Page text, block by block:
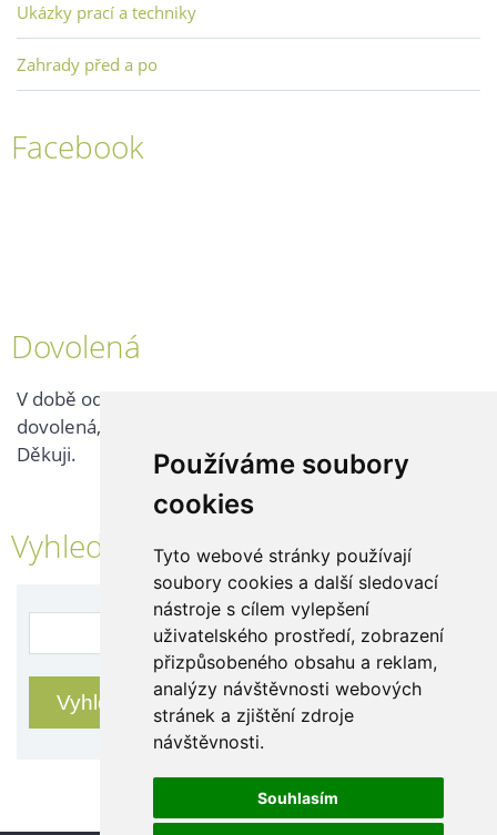
Používáme soubory
cookies
Tyto webové stránky používají
soubory cookies a další sledovací
nástroje s cílem vylepšení
uživatelského prostředí, zobrazení
přizpůsobeného obsahu a reklam,
analýzy návštěvnosti webových
stránek a zjištění zdroje
návštěvnosti.
Souhlasím
Ukázky prací a techniky
Zahrady před a po
Facebook
Dovolená
V době od 25. 7. - 2. 8. 2026 probíhá v naší firmě
dovolená, kontaktujte nás až po jejím ukončení.
Děkuji.
Vyhledávání